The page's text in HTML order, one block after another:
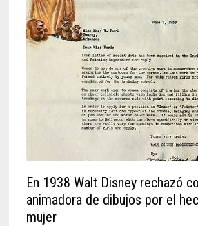
En 1938 Walt Disney rechazó
animadora de dibujos por el
mujer